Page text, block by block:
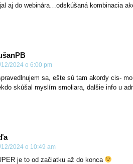
aj do webinára…odskúšaná kombinacia
2024 o 6:00 pm
sa, ešte sú tam akordy cis-
skúšal myslím smoliara, dalšie info u
2024 o 10:49 am
je to od začiatku až do konca